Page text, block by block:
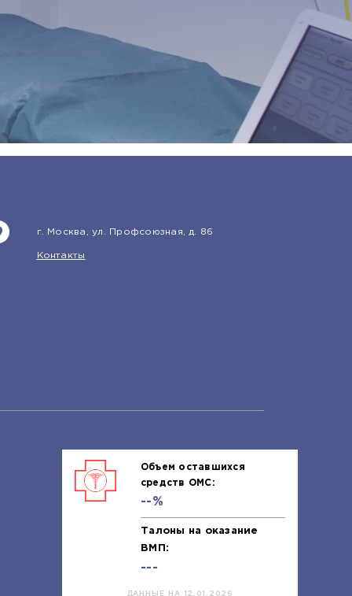
г. Москва, ул. Профсоюзная, д. 86
Контакты
Объем оставшихся
средств ОМС:
--%
Талоны на оказание
ВМП:
---
ДАННЫЕ НА 12.01.2026